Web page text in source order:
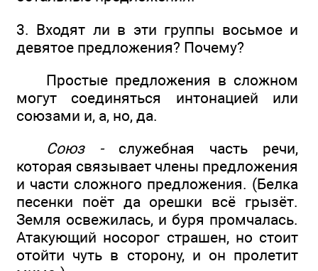
3. Входят ли в эти группы восьмое и
девятое предложения? Почему?
Простые предложения в сложном
могут соединяться интонацией или
союзами и, а, но, да.
Союз -служебная часть речи,
которая связывает члены предложения
и части сложного предложения. (Белка
песенки поёт да орешки всё грызёт.
Земля освежилась, и буря промчалась.
Атакующий носорог страшен, но стоит
отойти чуть в сторону, и он пролетит